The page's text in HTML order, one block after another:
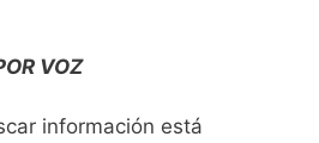
VOZ
información está